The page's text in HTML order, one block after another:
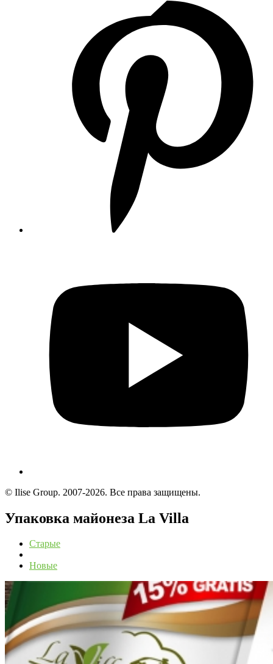
© Ilise Group. 2007-2026. Все права защищены.
Упаковка майонеза La Villa
Старые
Новые